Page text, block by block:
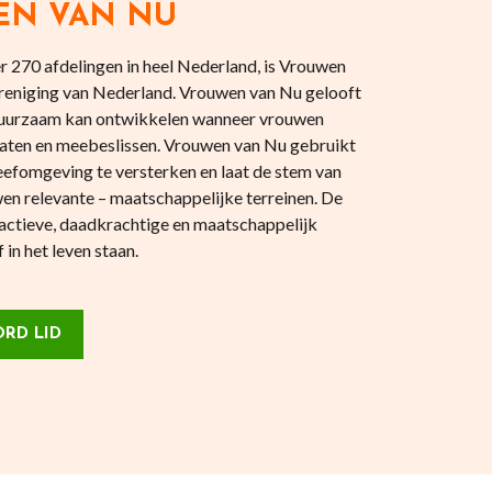
VAN NU
afdelingen in heel Nederland, is Vrouwen
van Nederland. Vrouwen van Nu gelooft
kan ontwikkelen wanneer vrouwen
en meebeslissen. Vrouwen van Nu gebruikt
te versterken en laat de stem van
relevante – maatschappelijke terreinen. De
daadkrachtige en maatschappelijk
het leven staan.
LID